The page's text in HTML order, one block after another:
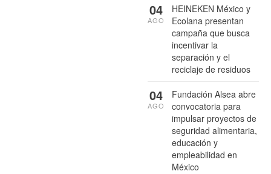
HEINEKEN México y
Ecolana presentan
campaña que busca
incentivar la
separación y el
reciclaje de residuos
04
AGO
Fundación Alsea abre
convocatoria para
impulsar proyectos de
seguridad alimentaria,
educación y
empleabilidad en
México
04
AGO